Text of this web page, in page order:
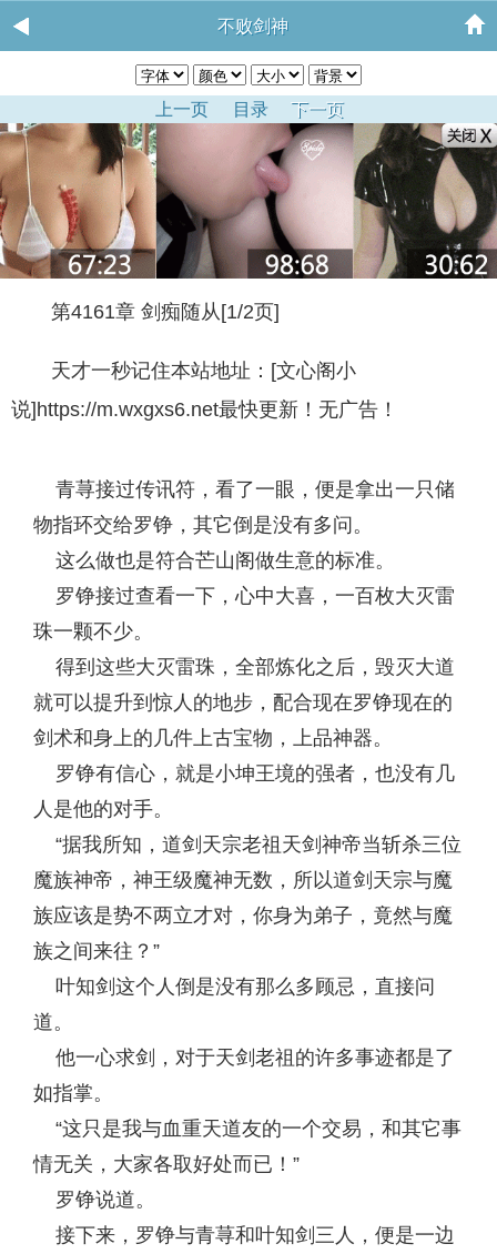
不败剑神
上一页 目录 下一页
第4161章 剑痴随从[1/2页]
天才一秒记住本站地址：[文心阁小
说]https://m.wxgxs6.net最快更新！无广告！
青荨接过传讯符，看了一眼，便是拿出一只储
物指环交给罗铮，其它倒是没有多问。
这么做也是符合芒山阁做生意的标准。
罗铮接过查看一下，心中大喜，一百枚大灭雷
珠一颗不少。
得到这些大灭雷珠，全部炼化之后，毁灭大道
就可以提升到惊人的地步，配合现在罗铮现在的
剑术和身上的几件上古宝物，上品神器。
罗铮有信心，就是小坤王境的强者，也没有几
人是他的对手。
“据我所知，道剑天宗老祖天剑神帝当斩杀三位
魔族神帝，神王级魔神无数，所以道剑天宗与魔
族应该是势不两立才对，你身为弟子，竟然与魔
族之间来往？”
叶知剑这个人倒是没有那么多顾忌，直接问
道。
他一心求剑，对于天剑老祖的许多事迹都是了
如指掌。
“这只是我与血重天道友的一个交易，和其它事
情无关，大家各取好处而已！”
罗铮说道。
接下来，罗铮与青荨和叶知剑三人，便是一边